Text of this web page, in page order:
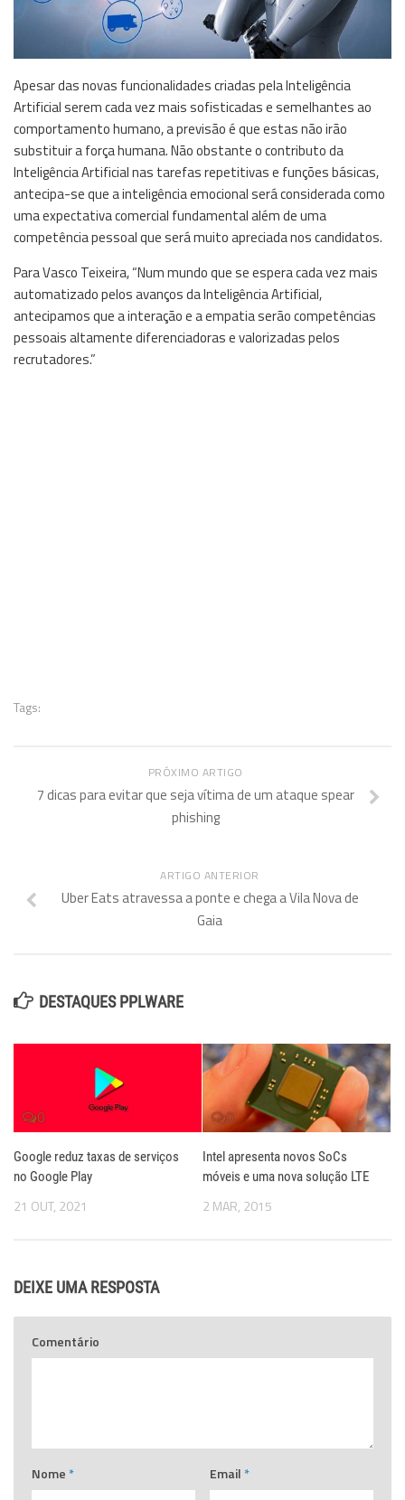
Apesar das novas funcionalidades criadas pela Inteligência
Artificial serem cada vez mais sofisticadas e semelhantes ao
comportamento humano, a previsão é que estas não irão
substituir a força humana. Não obstante o contributo da
Inteligência Artificial nas tarefas repetitivas e funções básicas,
antecipa-se que a inteligência emocional será considerada como
uma expectativa comercial fundamental além de uma
competência pessoal que será muito apreciada nos candidatos.
Para Vasco Teixeira, “Num mundo que se espera cada vez mais
automatizado pelos avanços da Inteligência Artificial,
antecipamos que a interação e a empatia serão competências
pessoais altamente diferenciadoras e valorizadas pelos
recrutadores.”
Tags:
PRÓXIMO ARTIGO
7 dicas para evitar que seja vítima de um ataque spear
phishing
ARTIGO ANTERIOR
Uber Eats atravessa a ponte e chega a Vila Nova de
Gaia
DESTAQUES PPLWARE
0
Google reduz taxas de serviços
no Google Play
21 OUT, 2021
0
Intel apresenta novos SoCs
móveis e uma nova solução LTE
2 MAR, 2015
DEIXE UMA RESPOSTA
Comentário
Nome * Email *